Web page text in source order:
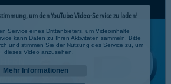
um den YouTube Video-Service zu laden!
Service eines Drittanbieters, um Videoinhalte
kann Daten zu Ihren Aktivitäten sammeln. Bitte
und stimmen Sie der Nutzung des Service zu, um
dieses Video anzusehen.
Mehr Informationen